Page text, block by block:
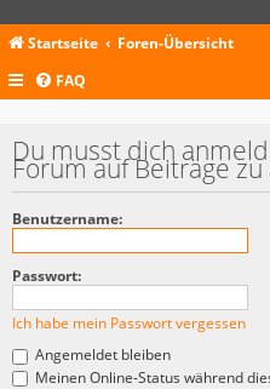
Startseite Foren-Übersicht
FAQ
Du musst dich
Forum auf Beiträge
Benutzername:
Passwort:
Ich habe mein Passwort vergessen
Angemeldet bleiben
Meinen Online-Status während